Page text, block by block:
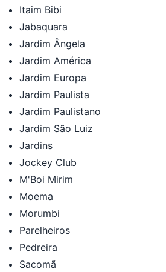
Itaim Bibi
Jabaquara
Jardim Ângela
Jardim América
Jardim Europa
Jardim Paulista
Jardim Paulistano
Jardim São Luiz
Jardins
Jockey Club
M'Boi Mirim
Moema
Morumbi
Parelheiros
Pedreira
Sacomã